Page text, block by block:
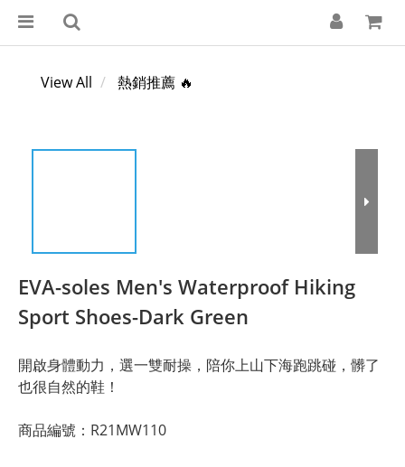
View All 熱銷推薦 🔥
EVA-soles Men's Waterproof Hiking
Sport Shoes-Dark Green
開啟身體動力，選一雙耐操，陪你上山下海跑跳碰，髒了
也很自然的鞋！
商品編號：R21MW110